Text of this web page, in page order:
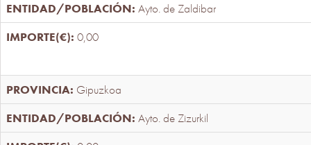
Ayto. de Zaldibar
0,00
Gipuzkoa
Ayto. de Zizurkil